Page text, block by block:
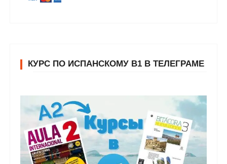
КУРС ПО ИСПАНСКОМУ В1 В ТЕЛЕГРАМЕ